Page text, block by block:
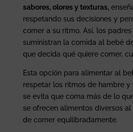
sabores, olores y texturas,
respetando sus decisiones y
comer a su ritmo. Así, los
suministran la comida al bebé
que decida qué quiere comer,
Esta opción para alimentar al
respetar los ritmos de hambre
se evita que coma más de lo
se ofrecen alimentos diversos
de comer equilibradamente.